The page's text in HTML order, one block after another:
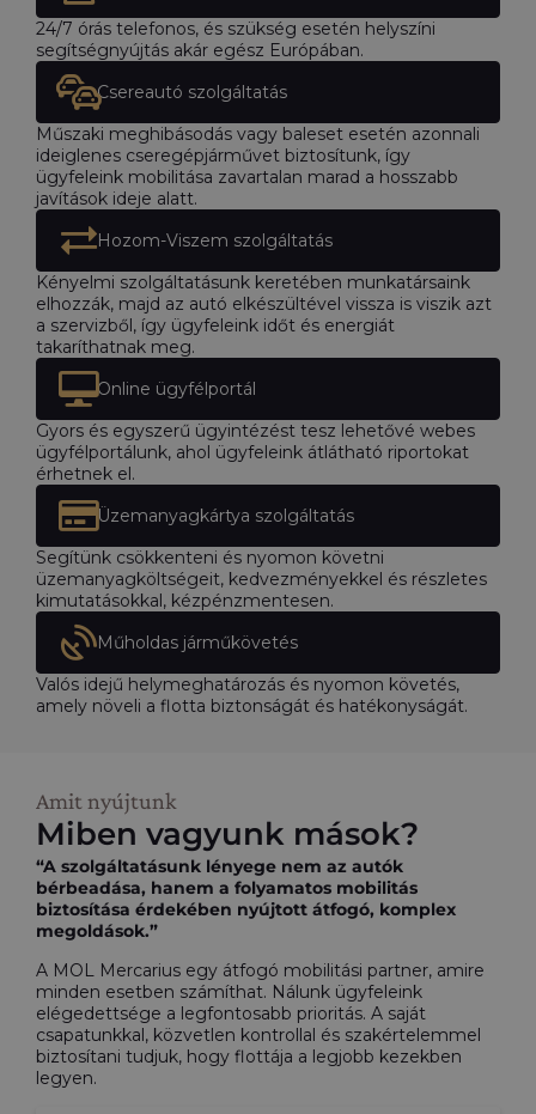
24/7 órás telefonos, és szükség esetén helyszíni
segítségnyújtás akár egész Európában.
Csereautó szolgáltatás
Műszaki meghibásodás vagy baleset esetén azonnali
ideiglenes cseregépjárművet biztosítunk, így
ügyfeleink mobilitása zavartalan marad a hosszabb
javítások ideje alatt.
Hozom-Viszem szolgáltatás
Kényelmi szolgáltatásunk keretében munkatársaink
elhozzák, majd az autó elkészültével vissza is viszik azt
a szervizből, így ügyfeleink időt és energiát
takaríthatnak meg.
Online ügyfélportál
Gyors és egyszerű ügyintézést tesz lehetővé webes
ügyfélportálunk, ahol ügyfeleink átlátható riportokat
érhetnek el.
Üzemanyagkártya szolgáltatás
Segítünk csökkenteni és nyomon követni
üzemanyagköltségeit, kedvezményekkel és részletes
kimutatásokkal, kézpénzmentesen.
Műholdas járműkövetés
Valós idejű helymeghatározás és nyomon követés,
amely növeli a flotta biztonságát és hatékonyságát.
Amit nyújtunk
Miben vagyunk mások?
“A szolgáltatásunk lényege nem az autók
bérbeadása, hanem a folyamatos mobilitás
biztosítása érdekében nyújtott átfogó, komplex
megoldások.”
A MOL Mercarius egy átfogó mobilitási partner, amire
minden esetben számíthat. Nálunk ügyfeleink
elégedettsége a legfontosabb prioritás. A saját
csapatunkkal, közvetlen kontrollal és szakértelemmel
biztosítani tudjuk, hogy flottája a legjobb kezekben
legyen.